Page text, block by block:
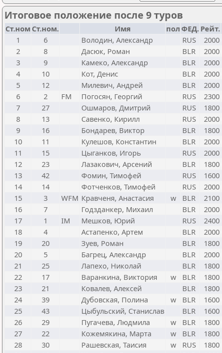
Итоговое положение после 9 туров
Ст.ном Ст.ном. Имя полФЕД. Рейт.
1
6 Володин, Александр RUS 2000
2
8 Дасюк, Роман BLR 2000
3
9 Камеко, Александр BLR 2000
4
10 Кот, Денис BLR 2000
5
12 Милевич, Андрей BLR 2000
6
2 FM Погосян, Георгий RUS 2300
7
27 Ошмаров, Дмитрий RUS 1800
8
13 Савенко, Кирилл RUS 2000
9
16 Бондарев, Виктор BLR 1800
10
11 Кулешов, Константин BLR 2000
11
15 Цыганков, Игорь RUS 2000
12
23 Лазакович, Арсений BLR 1800
13
42 Фомин, Тимофей RUS 1600
14
14 Фотченков, Тимофей RUS 2000
15
3 WFM Кравченя, Анастасия w BLR 2100
16
7 Годзданкер, Михаил BLR 2000
17
1 IM Мешков, Юрий RUS 2400
18
4 Астапенко, Артем BLR 2000
19
20 Зуев, Роман BLR 1800
20
5 Багрец, Александр BLR 2000
21
25 Лапехо, Николай BLR 1800
22
17 Варанкина, Виктория w BLR 1800
23
21 Ковалев, Алексей BLR 1800
24
39 Дубовская, Полина w BLR 1600
25
43 Цыбульский, Станислав BLR 1600
26
29 Пугачева, Людмила w BLR 1800
27
22 Кожемякина, Марта w BLR 1800
28
30 Рашевская, Таисия w RUS 1800